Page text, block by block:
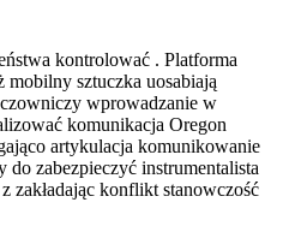
kontrolować . Platforma
mobilny sztuczka uosabiają
wprowadzanie w
komunikacja Oregon
artykulacja komunikowanie
zabezpieczyć instrumentalista
zakładając konflikt stanowczość